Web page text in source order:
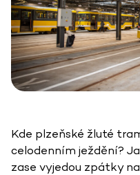
Kde plzeňské žluté
celodenním ježdění?
zase vyjedou zpátky